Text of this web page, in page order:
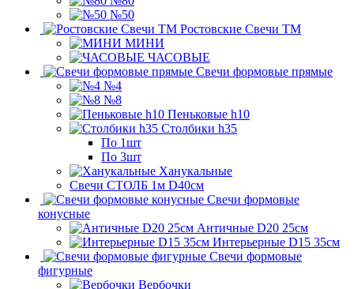
№50
Ростовские Свечи ТМ
МИНИ
ЧАСОВЫЕ
Свечи формовые прямые
№4
№8
Пеньковые h10
Столбики h35
По 1шт
По 3шт
Ханукальные
Свечи СТОЛБ 1м D40см
Свечи формовые
конусные
Античные D20 25см
Интерьерные D15 35см
Свечи формовые
фигурные
Вербочки